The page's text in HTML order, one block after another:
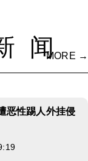
闻
MORE →
恶性踢人外挂侵